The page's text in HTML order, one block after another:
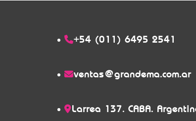
+54 (011) 6495 2541
ventas@grandema.com.ar
Larrea 137. CABA.